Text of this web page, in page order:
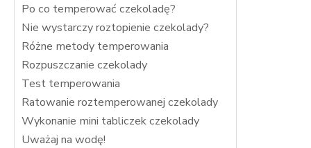
Po co temperować czekoladę?
Nie wystarczy roztopienie czekolady?
Różne metody temperowania
Rozpuszczanie czekolady
Test temperowania
Ratowanie roztemperowanej czekolady
Wykonanie mini tabliczek czekolady
Uważaj na wodę!
Jeśli odrzucisz
te pliki cookie,
Marketing